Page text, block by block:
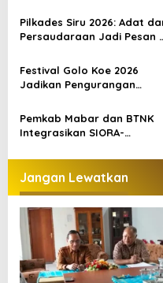
o
Pilkades Siru 2026: Adat
Persaudaraan Jadi Pesan
Festival Golo Koe 2026
Jadikan Pengurangan
Bersama Warga Labuan
Bajo
Pemkab Mabar dan BTNK
Integrasikan SIORA-
Jangan Lewatkan